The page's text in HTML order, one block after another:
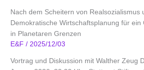
Nach dem Scheitern von Realsozialismus
Demokratische Wirtschaftsplanung für ein
in Planetaren Grenzen
E&F/2025/12/03
Vortrag und Diskussion mit Walther Zeug